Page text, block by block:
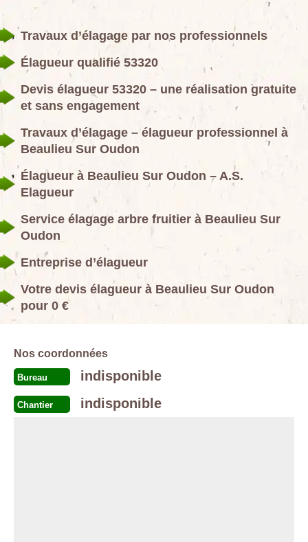
Travaux d’élagage par nos professionnels
Élagueur qualifié 53320
Devis élagueur 53320 – une réalisation gratuite
et sans engagement
Travaux d’élagage – élagueur professionnel à
Beaulieu Sur Oudon
Élagueur à Beaulieu Sur Oudon – A.S.
Elagueur
Service élagage arbre fruitier à Beaulieu Sur
Oudon
Entreprise d’élagueur
Votre devis élagueur à Beaulieu Sur Oudon
pour 0 €
Nos coordonnées
Bureau indisponible
Chantier indisponible